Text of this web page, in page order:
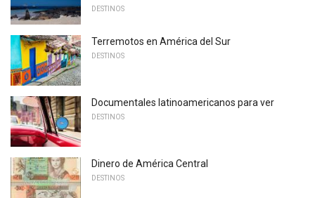
DESTINOS
Terremotos en América del Sur
DESTINOS
Documentales latinoamericanos para ver
DESTINOS
Dinero de América Central
DESTINOS